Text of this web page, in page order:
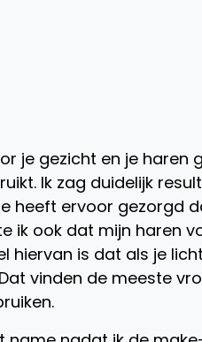
je gezicht en je haren
Ik zag duidelijk
heeft ervoor gezorgd
ik ook dat mijn haren
hiervan is dat als je
vinden de meeste